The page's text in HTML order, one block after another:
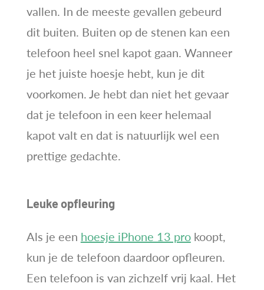
vallen. In de meeste gevallen gebeurd
dit buiten. Buiten op de stenen kan een
telefoon heel snel kapot gaan. Wanneer
je het juiste hoesje hebt, kun je dit
voorkomen. Je hebt dan niet het gevaar
dat je telefoon in een keer helemaal
kapot valt en dat is natuurlijk wel een
prettige gedachte.
Leuke opfleuring
Als je een hoesje iPhone 13 prokoopt,
kun je de telefoon daardoor opfleuren.
Een telefoon is van zichzelf vrij kaal. Het